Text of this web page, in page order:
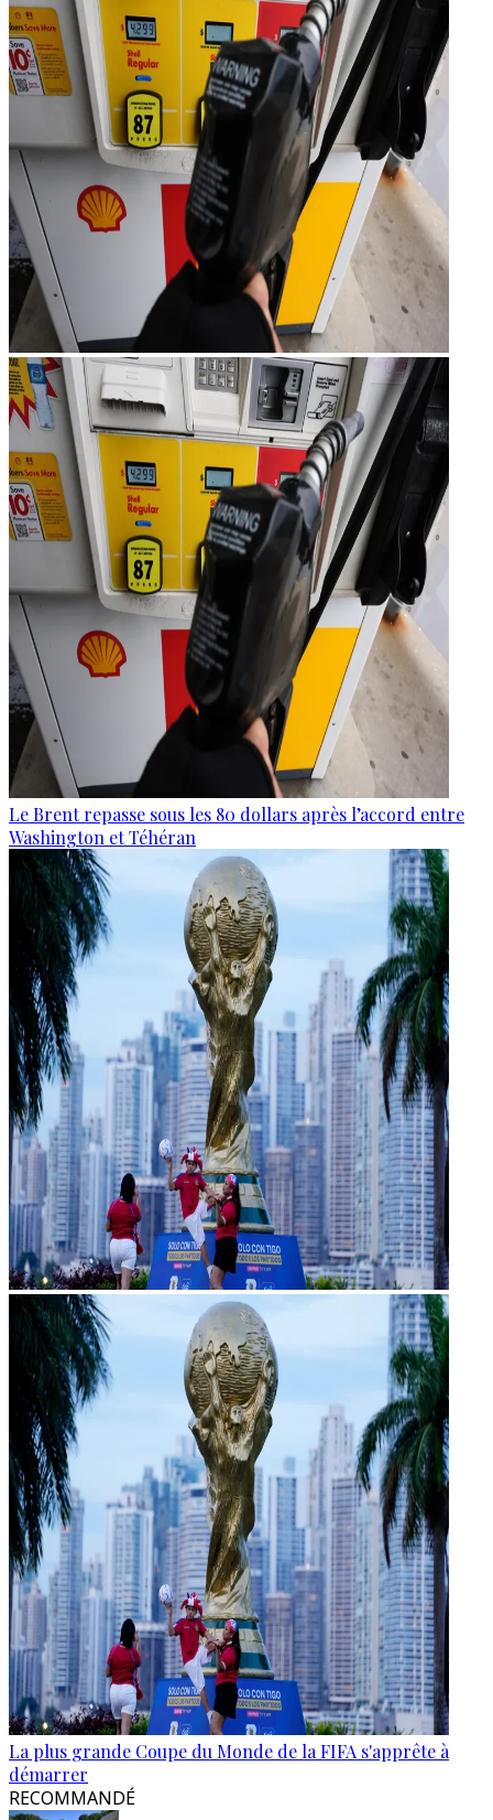
Le Brent repasse sous les 80 dollars après l’accord entre
Washington et Téhéran
La plus grande Coupe du Monde de la FIFA s'apprête à
démarrer
RECOMMANDÉ